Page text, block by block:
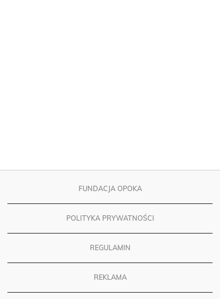
FUNDACJA OPOKA
POLITYKA PRYWATNOŚCI
REGULAMIN
REKLAMA